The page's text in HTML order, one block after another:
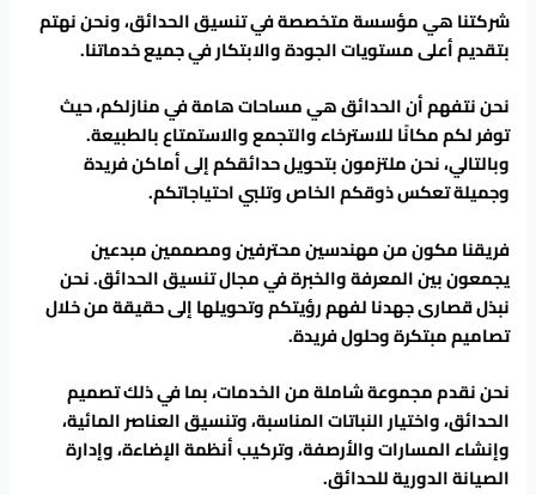
شركتنا هي مؤسسة متخصصة في تنسيق الحدائق، ونحن نهتم
بتقديم أعلى مستويات الجودة والابتكار في جميع خدماتنا.
نحن نتفهم أن الحدائق هي مساحات هامة في منازلكم، حيث
توفر لكم مكانًا للاسترخاء والتجمع والاستمتاع بالطبيعة.
وبالتالي، نحن ملتزمون بتحويل حدائقكم إلى أماكن فريدة
وجميلة تعكس ذوقكم الخاص وتلبي احتياجاتكم.
فريقنا مكون من مهندسين محترفين ومصممين مبدعين
يجمعون بين المعرفة والخبرة في مجال تنسيق الحدائق. نحن
نبذل قصارى جهدنا لفهم رؤيتكم وتحويلها إلى حقيقة من خلال
تصاميم مبتكرة وحلول فريدة.
نحن نقدم مجموعة شاملة من الخدمات، بما في ذلك تصميم
الحدائق، واختيار النباتات المناسبة، وتنسيق العناصر المائية،
وإنشاء المسارات والأرصفة، وتركيب أنظمة الإضاءة، وإدارة
الصيانة الدورية للحدائق.